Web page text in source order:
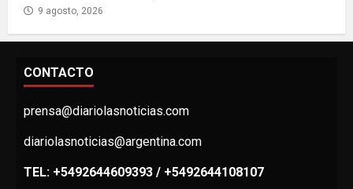
9 agosto, 2026
CONTACTO
prensa@diariolasnoticias.com
diariolasnoticias@argentina.com
TEL: +5492644609393 / +5492644108107